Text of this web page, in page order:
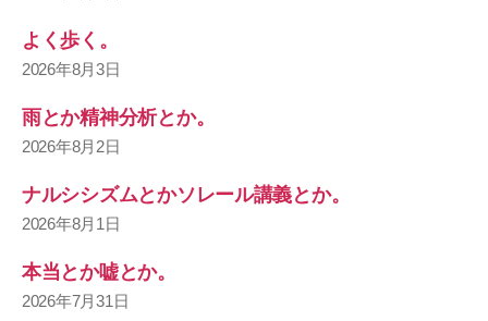
よく歩く。
2026年8月3日
雨とか精神分析とか。
2026年8月2日
ナルシシズムとかソレール講義とか。
2026年8月1日
本当とか嘘とか。
2026年7月31日